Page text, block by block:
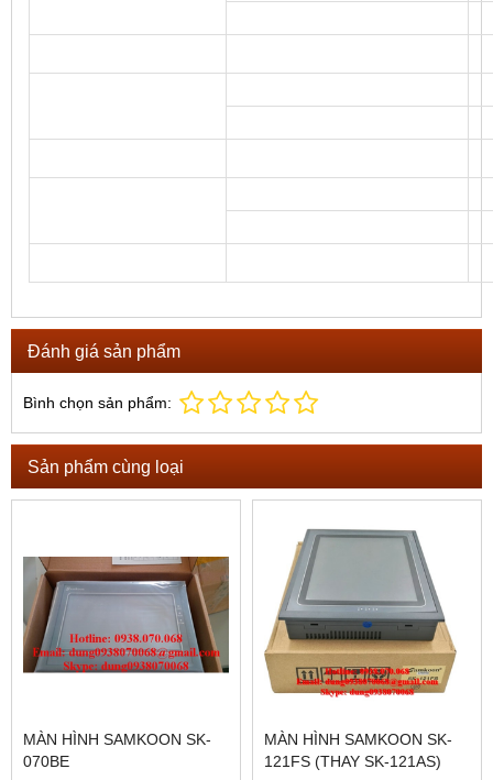
Đánh giá sản phẩm
Bình chọn sản phẩm:
Sản phẩm cùng loại
MÀN HÌNH SAMKOON SK-
070BE
MÀN HÌNH SAMKOON SK-
121FS (THAY SK-121AS)